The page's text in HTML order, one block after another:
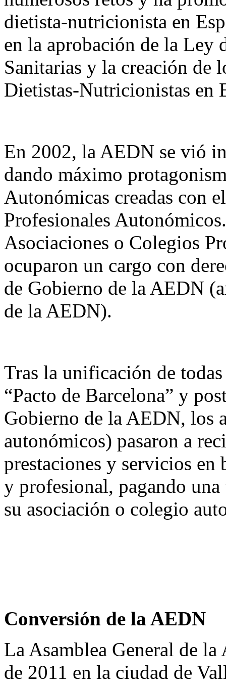
dietista-nutricionista en
en la aprobación de la Ley
Sanitarias y la creación de
Dietistas-Nutricionistas en
En 2002, la AEDN se vió
dando máximo
Autonómicas creadas con
Profesionales
Asociaciones o Colegios
ocuparon un cargo con
de Gobierno de la AEDN
de la AEDN).
Tras la unificación de
“Pacto de Barcelona” y
Gobierno de la AEDN, los
autonómicos) pasaron a
prestaciones y servicios
y profesional, pagando
su asociación o colegio
Conversión de la AEDN
La Asamblea General de
de 2011 en la ciudad de